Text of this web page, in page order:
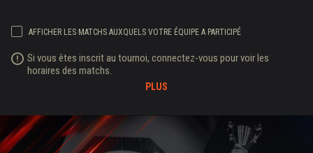
AFFICHER LES MATCHS AUXQUELS VOTRE ÉQUIPE A PARTICIPÉ
Si vous êtes inscrit au tournoi, connectez-vous pour voir les
horaires des matchs.
PLUS